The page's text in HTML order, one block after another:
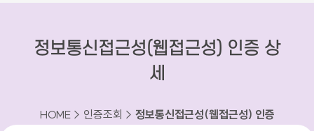
정보통신접근성(웹접근성) 인증 상
세
HOME > 인증조회 > 정보통신접근성(웹접근성) 인증